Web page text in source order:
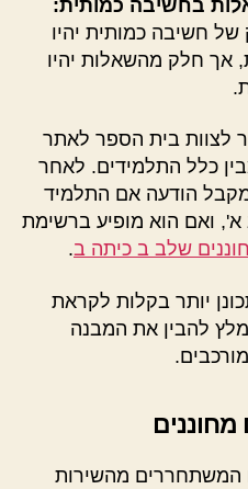
בחשיבה כמותית:
חשיבה כמותית יהיו
אך חלק מהשאלות יהיו
לצוות בית הספר לאתר
כלל התלמידים. לאחר
הודעה אם התלמיד
א', ואם הוא מופיע ברשימת
שלב ב כיתה ב.
יותר בקלות לקראת
להבין את המבנה
מחוננים
המשתחררים מהשירות